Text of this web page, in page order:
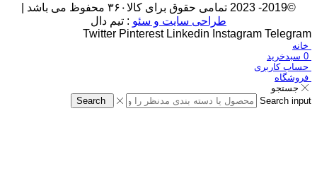
©2019- 2023 تمامی حقوق برای کالا۳۶۰ محفوظ می باشد |
طراحی سایت و سئو : تیم دال
Twitter Pinterest Linkedin Instagram Telegram
خانه
0 سبدخرید
حساب کاربری
فروشگاه
جستجو
Search input
Search